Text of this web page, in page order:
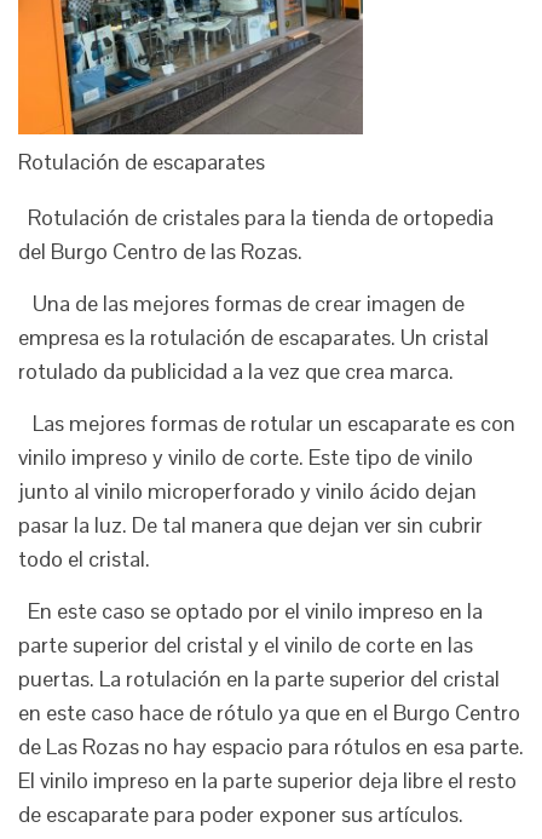
Rotulación de escaparates
Rotulación de cristales para la tienda de ortopedia
del Burgo Centro de las Rozas.
Una de las mejores formas de crear imagen de
empresa es la rotulación de escaparates. Un cristal
rotulado da publicidad a la vez que crea marca.
Las mejores formas de rotular un escaparate es con
vinilo impreso y vinilo de corte. Este tipo de vinilo
junto al vinilo microperforado y vinilo ácido dejan
pasar la luz. De tal manera que dejan ver sin cubrir
todo el cristal.
En este caso se optado por el vinilo impreso en la
parte superior del cristal y el vinilo de corte en las
puertas. La rotulación en la parte superior del cristal
en este caso hace de rótulo ya que en el Burgo Centro
de Las Rozas no hay espacio para rótulos en esa parte.
El vinilo impreso en la parte superior deja libre el resto
de escaparate para poder exponer sus artículos.